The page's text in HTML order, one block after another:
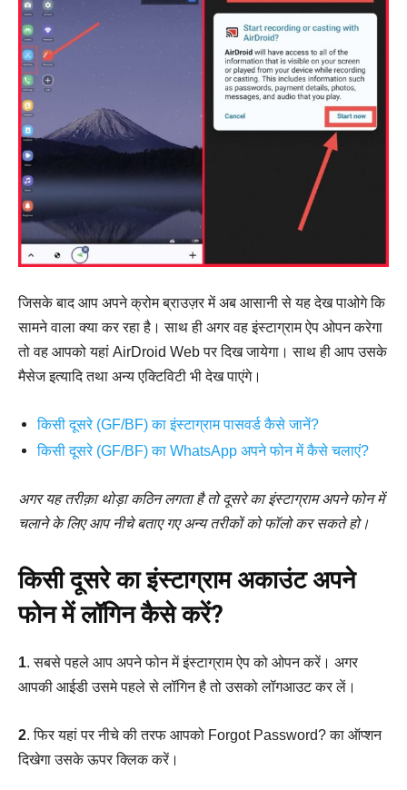
जिसके बाद आप अपने क्रोम ब्राउज़र में अब आसानी से यह देख पाओगे कि
सामने वाला क्या कर रहा है। साथ ही अगर वह इंस्टाग्राम ऐप ओपन करेगा
तो वह आपको यहां AirDroid Web पर दिख जायेगा। साथ ही आप उसके
मैसेज इत्यादि तथा अन्य एक्टिविटी भी देख पाएंगे।
किसी दूसरे (GF/BF) का इंस्टाग्राम पासवर्ड कैसे जानें?
किसी दूसरे (GF/BF) का WhatsApp अपने फोन में कैसे चलाएं?
अगर यह तरीक़ा थोड़ा कठिन लगता है तो दूसरे का इंस्टाग्राम अपने फोन में
चलाने के लिए आप नीचे बताए गए अन्य तरीकों को फॉलो कर सकते हो।
किसी दूसरे का इंस्टाग्राम अकाउंट अपने
फोन में लॉगिन कैसे करें?
1. सबसे पहले आप अपने फोन में इंस्टाग्राम ऐप को ओपन करें। अगर
आपकी आईडी उसमे पहले से लॉगिन है तो उसको लॉगआउट कर लें।
2. फिर यहां पर नीचे की तरफ आपको Forgot Password? का ऑप्शन
दिखेगा उसके ऊपर क्लिक करें।